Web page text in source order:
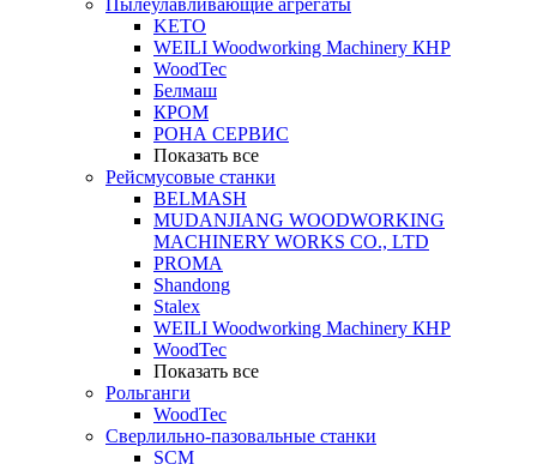
Пылеулавливающие агрегаты
KETO
WEILI Woodworking Machinery КНР
WoodTec
Белмаш
КРОМ
РОНА СЕРВИС
Показать все
Рейсмусовые станки
BELMASH
MUDANJIANG WOODWORKING
MACHINERY WORKS CO., LTD
PROMA
Shandong
Stalex
WEILI Woodworking Machinery КНР
WoodTec
Показать все
Рольганги
WoodTec
Сверлильно-пазовальные станки
SCM